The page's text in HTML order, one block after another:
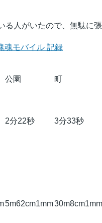
る人がいたので、無駄に
魂モバイル 記録
公園
町
2分22秒 3分33秒
5m62cm1mm30m8cm1mm